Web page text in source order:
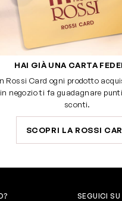
HAI GIÀ UNA CARTA
Rossi Card ogni prodotto
negozio ti fa guadagnare
sconti.
SCOPRI LA ROSSI
SEGUICI SU